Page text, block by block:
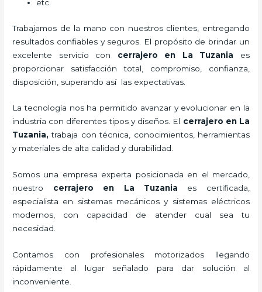
etc.
Trabajamos de la mano con nuestros clientes, entregando
resultados confiables y seguros. El propósito de brindar un
excelente servicio con cerrajero en La Tuzania es
proporcionar satisfacción total, compromiso, confianza,
disposición, superando así las expectativas.
La tecnología nos ha permitido avanzar y evolucionar en la
industria con diferentes tipos y diseños. El cerrajero en La
Tuzania,trabaja con técnica, conocimientos, herramientas
y materiales de alta calidad y durabilidad.
Somos una empresa experta posicionada en el mercado,
nuestro cerrajero en La Tuzania es certificada,
especialista en sistemas mecánicos y sistemas eléctricos
modernos, con capacidad de atender cual sea tu
necesidad.
Contamos con profesionales motorizados llegando
rápidamente al lugar señalado para dar solución al
inconveniente.